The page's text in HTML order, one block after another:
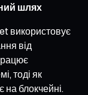
шлях
використовує
від
тоді як
на блокчейні.